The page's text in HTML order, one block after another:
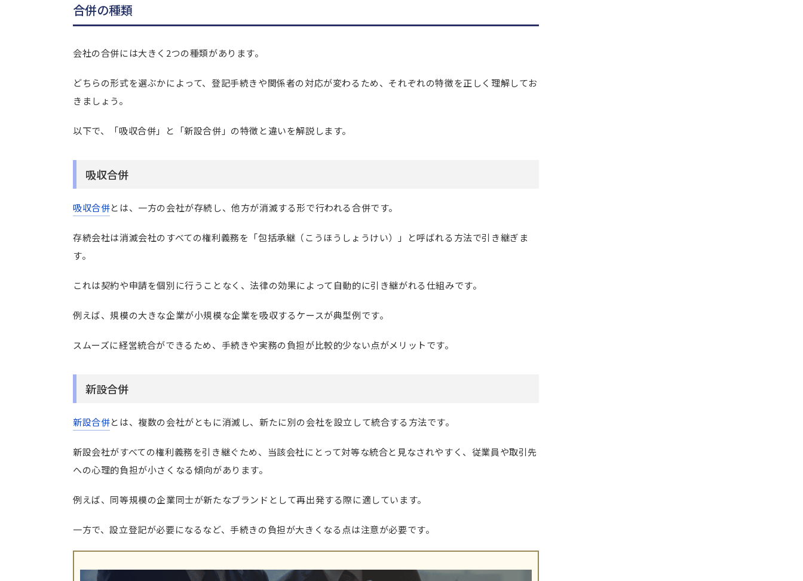
合併の種類
会社の合併には大きく2つの種類があります。
どちらの形式を選ぶかによって、登記手続きや関係者の対応が変わるため、それぞれの特徴を正しく理解してお
きましょう。
以下で、「吸収合併」と「新設合併」の特徴と違いを解説します。
吸収合併
吸収合併とは、一方の会社が存続し、他方が消滅する形で行われる合併です。
存続会社は消滅会社のすべての権利義務を「包括承継（こうほうしょうけい）」と呼ばれる方法で引き継ぎま
す。
これは契約や申請を個別に行うことなく、法律の効果によって自動的に引き継がれる仕組みです。
例えば、規模の大きな企業が小規模な企業を吸収するケースが典型例です。
スムーズに経営統合ができるため、手続きや実務の負担が比較的少ない点がメリットです。
新設合併
新設合併とは、複数の会社がともに消滅し、新たに別の会社を設立して統合する方法です。
新設会社がすべての権利義務を引き継ぐため、当該会社にとって対等な統合と見なされやすく、従業員や取引先
への心理的負担が小さくなる傾向があります。
例えば、同等規模の企業同士が新たなブランドとして再出発する際に適しています。
一方で、設立登記が必要になるなど、手続きの負担が大きくなる点は注意が必要です。